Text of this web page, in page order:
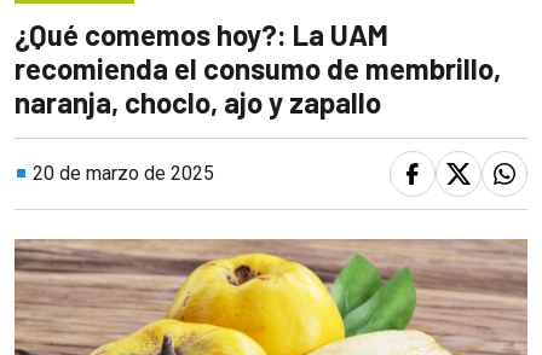
¿Qué comemos hoy?: La UAM
recomienda el consumo de membrillo,
naranja, choclo, ajo y zapallo
20 de marzo de 2025